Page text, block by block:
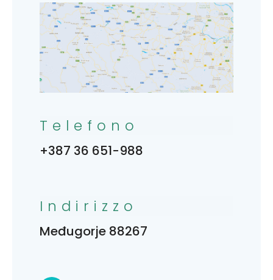
Telefono
+387 36 651-988
Indirizzo
Međugorje 88267